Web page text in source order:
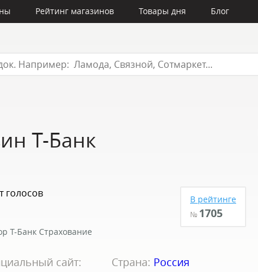
Рейтинг магазинов Товары дня Блог
Т-Банк
голосов В рейтинге
№ 1705
Т-Банк Страхование
сайт: Страна: Россия